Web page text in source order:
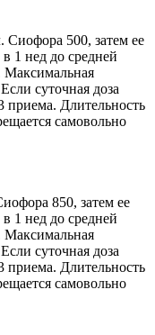
500, затем ее
1 нед до средней
суточная доза
приема. Длительность
самовольно
850, затем ее
1 нед до средней
суточная доза
приема. Длительность
самовольно